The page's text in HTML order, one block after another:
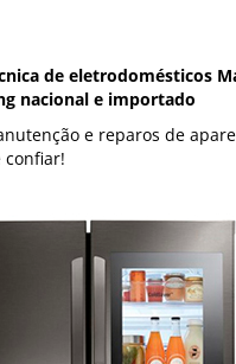
de eletrodomésticos
nacional e importado
e reparos de
confiar!